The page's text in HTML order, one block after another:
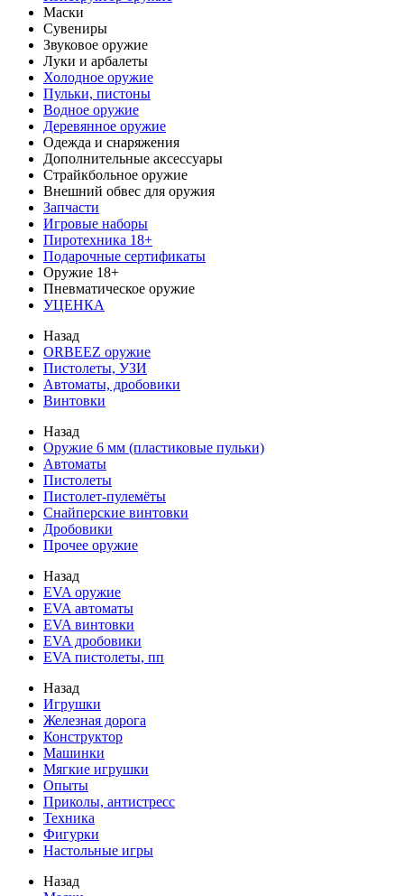
Маски
Сувениры
Звуковое оружие
Луки и арбалеты
Холодное оружие
Пульки, пистоны
Водное оружие
Деревянное оружие
Одежда и снаряжения
Дополнительные аксессуары
Страйкбольное оружие
Внешний обвес для оружия
Запчасти
Игровые наборы
Пиротехника 18+
Подарочные сертификаты
Оружие 18+
Пневматическое оружие
УЦЕНКА
Назад
ORBEEZ оружие
Пистолеты, УЗИ
Автоматы, дробовики
Винтовки
Назад
Оружие 6 мм (пластиковые пульки)
Автоматы
Пистолеты
Пистолет-пулемёты
Снайперские винтовки
Дробовики
Прочее оружие
Назад
EVA оружие
EVA автоматы
EVA винтовки
EVA дробовики
EVA пистолеты, пп
Назад
Игрушки
Железная дорога
Конструктор
Машинки
Мягкие игрушки
Опыты
Приколы, антистресс
Техника
Фигурки
Настольные игры
Назад